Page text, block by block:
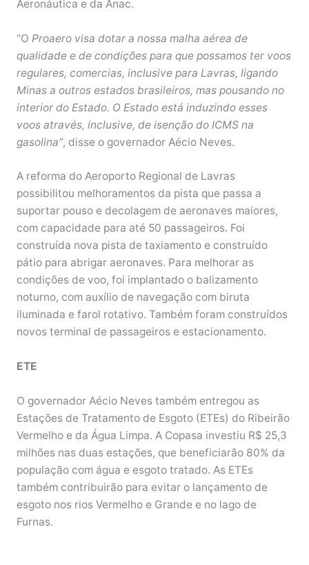
Aeronáutica e da Anac.
“O Proaero visa dotar a nossa malha aérea de
qualidade e de condições para que possamos ter voos
regulares, comercias, inclusive para Lavras, ligando
Minas a outros estados brasileiros, mas pousando no
interior do Estado. O Estado está induzindo esses
voos através, inclusive, de isenção do ICMS na
gasolina”, disse o governador Aécio Neves.
A reforma do Aeroporto Regional de Lavras
possibilitou melhoramentos da pista que passa a
suportar pouso e decolagem de aeronaves maiores,
com capacidade para até 50 passageiros. Foi
construída nova pista de taxiamento e construído
pátio para abrigar aeronaves. Para melhorar as
condições de voo, foi implantado o balizamento
noturno, com auxílio de navegação com biruta
iluminada e farol rotativo. Também foram construídos
novos terminal de passageiros e estacionamento.
ETE
O governador Aécio Neves também entregou as
Estações de Tratamento de Esgoto (ETEs) do Ribeirão
Vermelho e da Água Limpa. A Copasa investiu R$ 25,3
milhões nas duas estações, que beneficiarão 80% da
população com água e esgoto tratado. As ETEs
também contribuirão para evitar o lançamento de
esgoto nos rios Vermelho e Grande e no lago de
Furnas.